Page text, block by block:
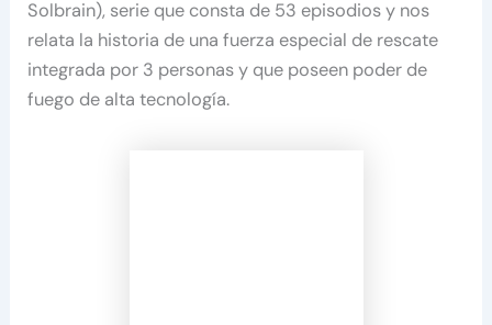
Solbrain), serie que consta de 53 episodios y nos
relata la historia de una fuerza especial de rescate
integrada por 3 personas y que poseen poder de
fuego de alta tecnología.